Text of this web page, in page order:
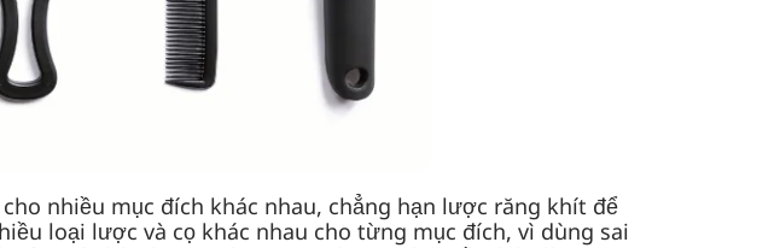
nhiều mục đích khác nhau, chẳng hạn lược răng khít để
loại lược và cọ khác nhau cho từng mục đích, vì dùng sai